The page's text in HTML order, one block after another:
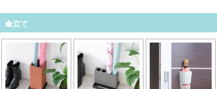
傘立て